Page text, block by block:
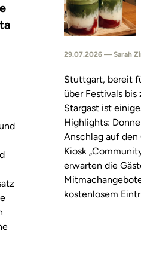
29.07.2026 — Sarah
Stuttgart, bereit
über Festivals
Stargast ist
Highlights:
Anschlag auf
Kiosk
erwarten die
kostenlosem